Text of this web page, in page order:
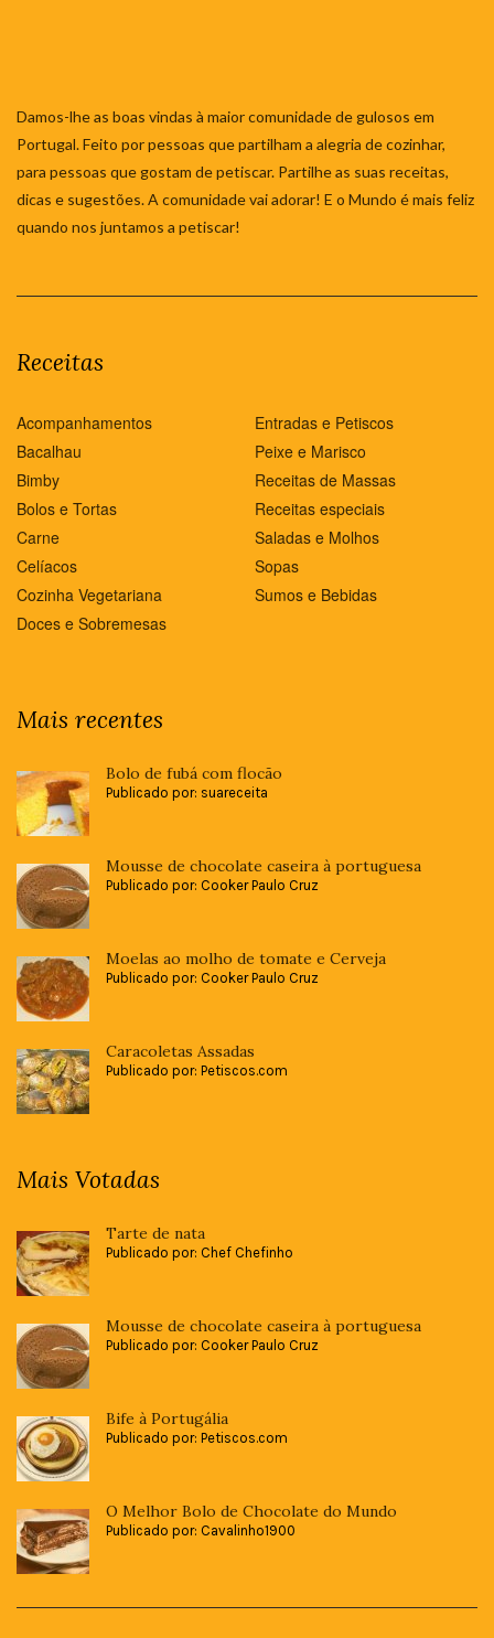
Damos-lhe as boas vindas à maior comunidade de gulosos em
Portugal. Feito por pessoas que partilham a alegria de cozinhar,
para pessoas que gostam de petiscar. Partilhe as suas receitas,
dicas e sugestões. A comunidade vai adorar! E o Mundo é mais feliz
quando nos juntamos a petiscar!
Receitas
Acompanhamentos
Bacalhau
Bimby
Bolos e Tortas
Carne
Celíacos
Cozinha Vegetariana
Doces e Sobremesas
Entradas e Petiscos
Peixe e Marisco
Receitas de Massas
Receitas especiais
Saladas e Molhos
Sopas
Sumos e Bebidas
Mais recentes
Bolo de fubá com flocão
Publicado por: suareceita
Mousse de chocolate caseira à portuguesa
Publicado por: Cooker Paulo Cruz
Moelas ao molho de tomate e Cerveja
Publicado por: Cooker Paulo Cruz
Caracoletas Assadas
Publicado por: Petiscos.com
Mais Votadas
Tarte de nata
Publicado por: Chef Chefinho
Mousse de chocolate caseira à portuguesa
Publicado por: Cooker Paulo Cruz
Bife à Portugália
Publicado por: Petiscos.com
O Melhor Bolo de Chocolate do Mundo
Publicado por: Cavalinho1900